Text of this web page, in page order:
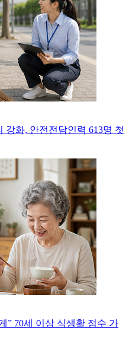
강화, 안전전담인력 613명 첫
” 70세 이상 식생활 점수 가